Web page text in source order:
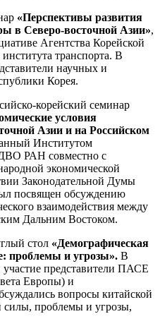
«Перспективы развития
в Северо-восточной Азии»,
Агентства Корейской
транспорта. В
научных и
Корея.
корейский семинар
условия
Азии и на Российском
Институтом
РАН совместно с
экономической
Законодательной Думы
посвящен обсуждению
взаимодействия между
Дальним Востоком.
стол «Демографическая
проблемы и угрозы». В
участие представители ПАСЕ
Европы) и
вопросы китайской
силы, проблемы и угрозы,